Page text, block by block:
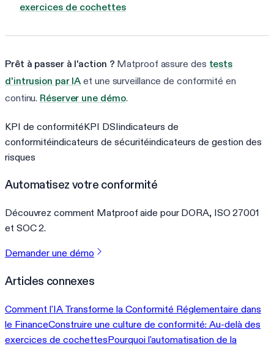
exercices de cochettes
Prêt à passer à l'action ? Matproof assure des tests
d'intrusion par IA et une surveillance de conformité en
continu. Réserver une démo.
KPI de conformitéKPI DSIindicateurs de
conformitéindicateurs de sécuritéindicateurs de gestion des
risques
Automatisez votre conformité
Découvrez comment Matproof aide pour DORA, ISO 27001
et SOC 2.
Demander une démo
Articles connexes
Comment l'IA Transforme la Conformité Réglementaire dans
le FinanceConstruire une culture de conformité: Au-delà des
exercices de cochettesPourquoi l'automatisation de la